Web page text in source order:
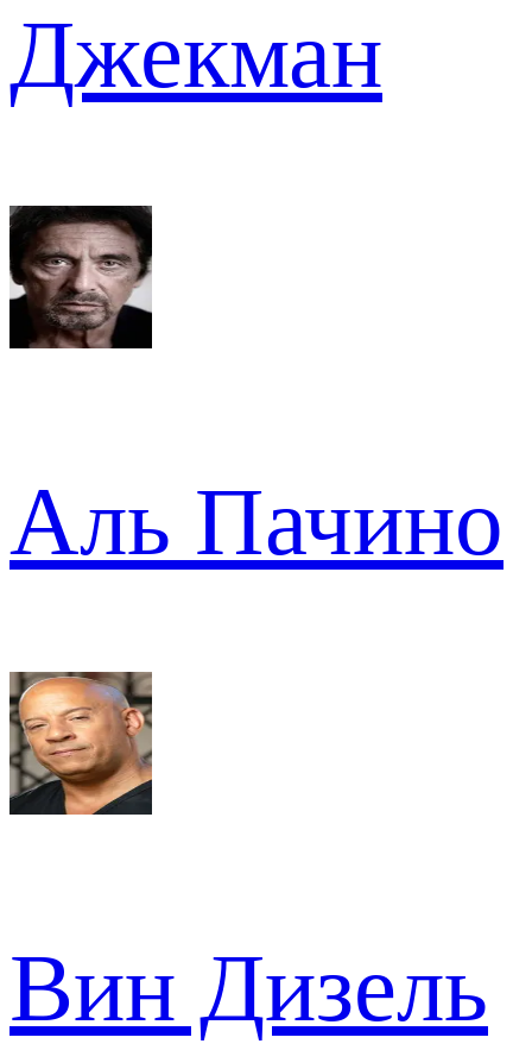
Джекман
Аль Пачино
Вин Дизель